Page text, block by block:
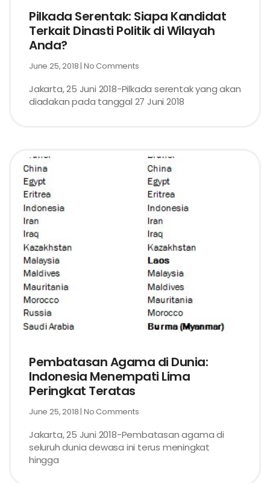
Pilkada Serentak: Siapa Kandidat
Terkait Dinasti Politik di Wilayah
Anda?
June 25, 2018 No Comments
Jakarta, 25 Juni 2018-Pilkada serentak yang akan
diadakan pada tanggal 27 Juni 2018
Pembatasan Agama di Dunia:
Indonesia Menempati Lima
Peringkat Teratas
June 25, 2018 No Comments
Jakarta, 25 Juni 2018-Pembatasan agama di
seluruh dunia dewasa ini terus meningkat
hingga